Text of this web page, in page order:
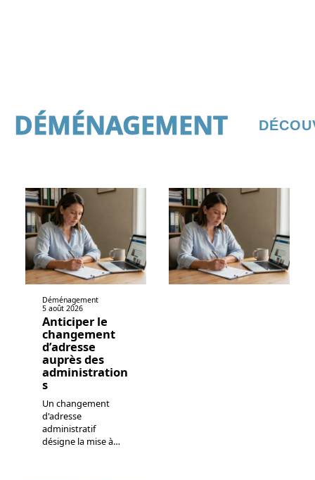
DÉMÉNAGEMENT
Déménagement
5 août 2026
Anticiper le
changement
d’adresse
auprès des
administration
s
Un changement
d'adresse
administratif
désigne la mise à…